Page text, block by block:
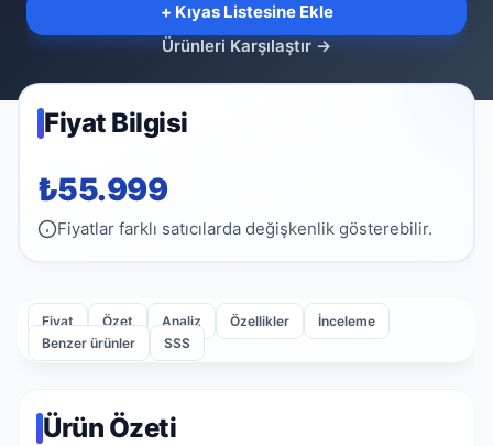
+ Kıyas Listesine Ekle
Ürünleri Karşılaştır→
Fiyat Bilgisi
₺55.999
Fiyatlar farklı satıcılarda değişkenlik gösterebilir.
Fiyat Özet Analiz Özellikler
İnceleme
Benzer ürünler
SSS
Ürün Özeti